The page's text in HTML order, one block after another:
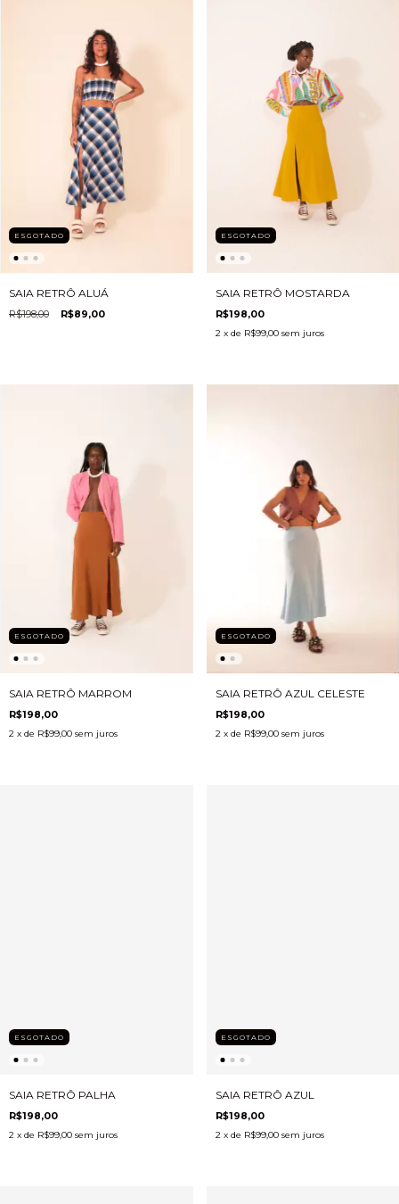
ESGOTADO
SAIA RETRÔ ALUÁ
R$198,00 R$89,00
ESGOTADO
SAIA RETRÔ MOSTARDA
R$198,00
2 x de R$99,00 sem juros
ESGOTADO
SAIA RETRÔ MARROM
R$198,00
2 x de R$99,00 sem juros
ESGOTADO
SAIA RETRÔ AZUL CELESTE
R$198,00
2 x de R$99,00 sem juros
ESGOTADO
SAIA RETRÔ PALHA
R$198,00
2 x de R$99,00 sem juros
ESGOTADO
SAIA RETRÔ AZUL
R$198,00
2 x de R$99,00 sem juros